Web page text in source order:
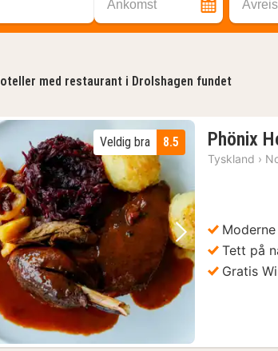
Ankomst
med restaurant i Drolshagen fundet
bilde Neste bilde
8.5
Veldig bra Phönix
Tyskland ›
Tett på
Gratis